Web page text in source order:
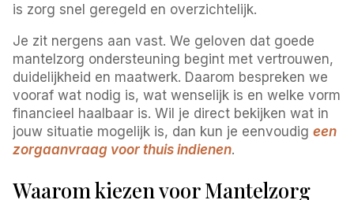
is zorg snel geregeld en overzichtelijk.
Je zit nergens aan vast. We geloven dat goede
mantelzorg ondersteuning begint met vertrouwen,
duidelijkheid en maatwerk. Daarom bespreken we
vooraf wat nodig is, wat wenselijk is en welke vorm
financieel haalbaar is. Wil je direct bekijken wat in
jouw situatie mogelijk is, dan kun je eenvoudigeen
zorgaanvraag voor thuis indienen.
Waarom kiezen voor Mantelzorg